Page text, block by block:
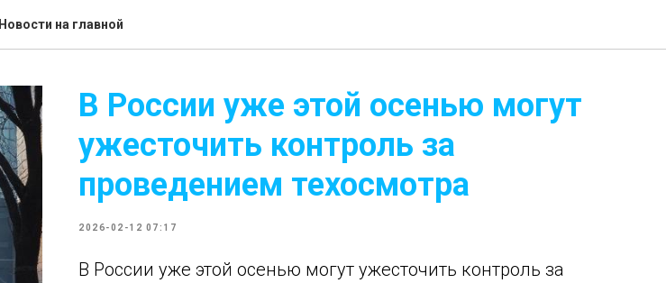
Новости на главной
В России уже этой осенью могут
ужесточить контроль за
проведением техосмотра
2026-02-12 07:17
В России уже этой осенью могут ужесточить контроль за